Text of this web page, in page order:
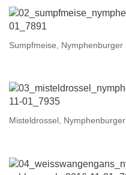
Sumpfmeise,
Misteldrossel,